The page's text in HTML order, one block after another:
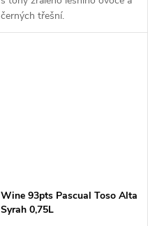
černých třešní.
Wine 93pts Pascual Toso Alta
Syrah 0,75L